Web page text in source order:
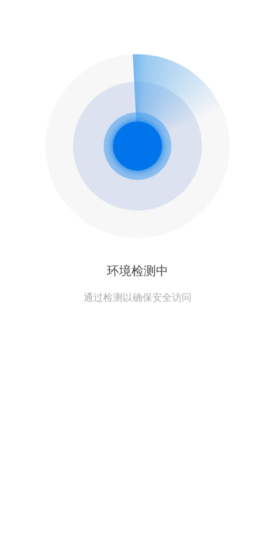
环境检测中
通过检测以确保安全访问